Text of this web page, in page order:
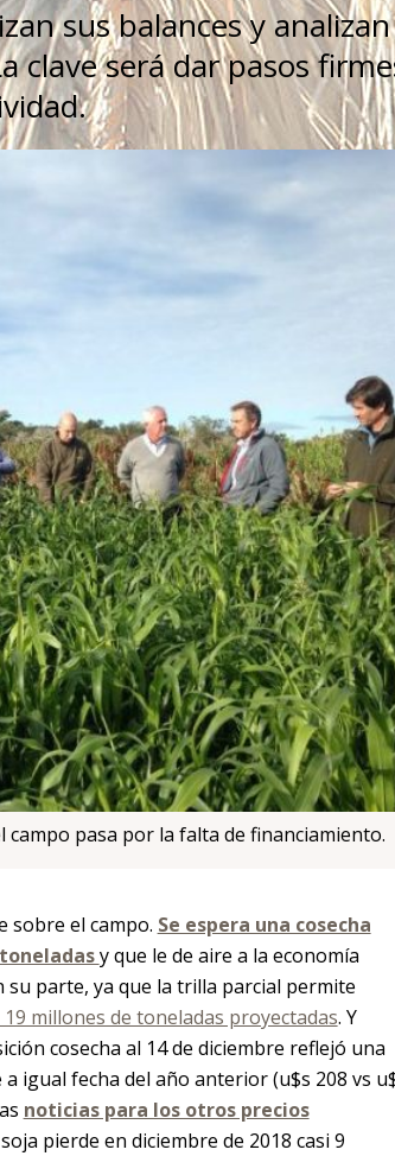
sus balances y
clave será dar pasos
campo pasa por la falta de financiamiento.
sobre el campo. Se espera una cosecha
y que le de aire a la economía
parte, ya que la trilla parcial permite
millones de toneladas proyectadas. Y
cosecha al 14 de diciembre reflejó una
igual fecha del año anterior (u$s 208 vs
noticias para los otros precios
pierde en diciembre de 2018 casi 9